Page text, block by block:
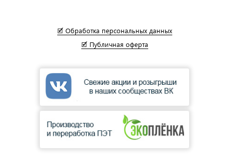
🗹 Обработка персональных данных
🗹 Публичная оферта